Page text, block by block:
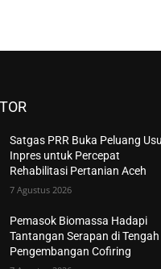
Satgas PRR Buka Peluang
Inpres untuk Percepat
Rehabilitasi Pertanian Aceh
7 Agustus 2026
Pemasok Biomassa Hadapi
Tantangan Serapan di Tengah
Pengembangan Cofiring